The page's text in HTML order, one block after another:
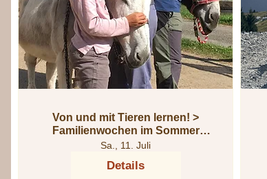
Von und mit Tieren lernen! >
Familienwochen im Sommer
2026
Sa., 11. Juli
Details